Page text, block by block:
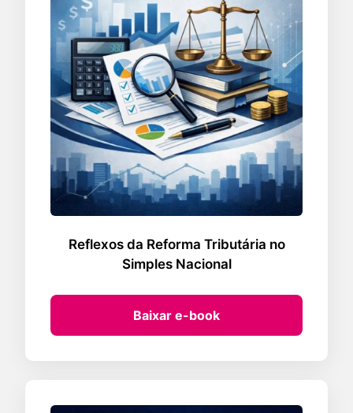
Reflexos da Reforma Tributária no
Simples Nacional
Baixar e-book